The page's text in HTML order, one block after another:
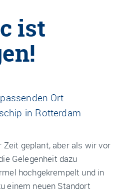
ist
Ort
in Rotterdam
geplant, aber als wir vor
Gelegenheit dazu
hochgekrempelt und in
einem neuen Standort